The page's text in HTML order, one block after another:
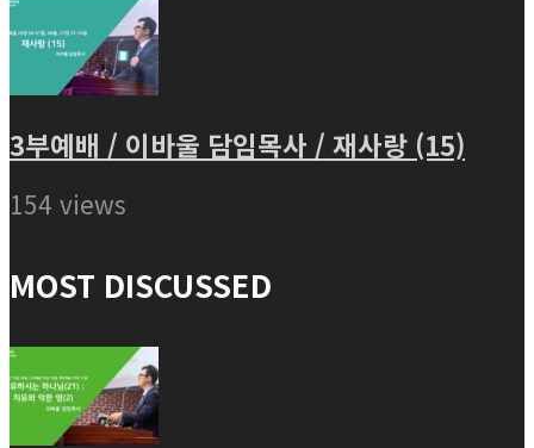
3부예배 / 이바울 담임목사 / 재사랑 (15)
154 views
MOST DISCUSSED